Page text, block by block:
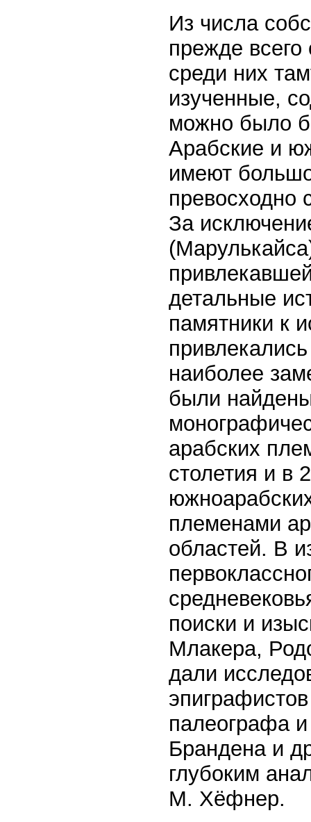
Из числа
прежде всего
среди них
изученные,
можно было
Арабские и
имеют
превосходно
За
детальные
памятники к
наиболее
были
арабских
столетия и в
племенами
областей. В
поиски и
Млакера,
дали
палеографа
Брандена и
глубоким
М. Хёфнер.